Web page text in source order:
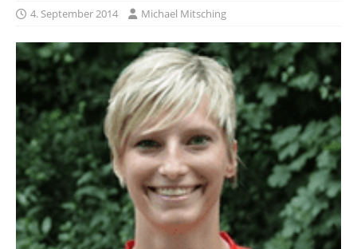
4. September 2014 Michael Mitsching